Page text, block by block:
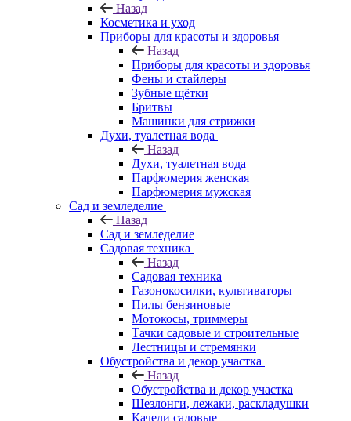
Назад
Косметика и уход
Приборы для красоты и здоровья
Назад
Приборы для красоты и здоровья
Фены и стайлеры
Зубные щётки
Бритвы
Машинки для стрижки
Духи, туалетная вода
Назад
Духи, туалетная вода
Парфюмерия женская
Парфюмерия мужская
Сад и земледелие
Назад
Сад и земледелие
Садовая техника
Назад
Садовая техника
Газонокосилки, культиваторы
Пилы бензиновые
Мотокосы, триммеры
Тачки садовые и строительные
Лестницы и стремянки
Обустройства и декор участка
Назад
Обустройства и декор участка
Шезлонги, лежаки, раскладушки
Качели садовые